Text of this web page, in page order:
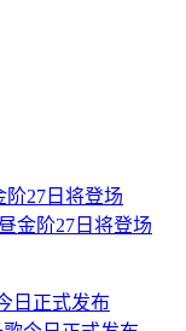
金阶27日将登场